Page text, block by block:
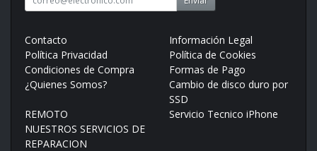
Contacto
Información Legal
Política Privacidad
Política de Cookies
Condiciones de Compra
Formas de Pago
¿Quienes Somos?
Cambio de disco duro por
SSD
REMOTO
Servicio Tecnico iPhone
NUESTROS SERVICIOS DE
REPARACION